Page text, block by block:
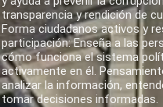
transparencia y rendición de
Forma ciudadanos activos y
participación: Enseña a las
cómo funciona el sistema
activamente en él.
analizar la información,
tomar decisiones informadas.